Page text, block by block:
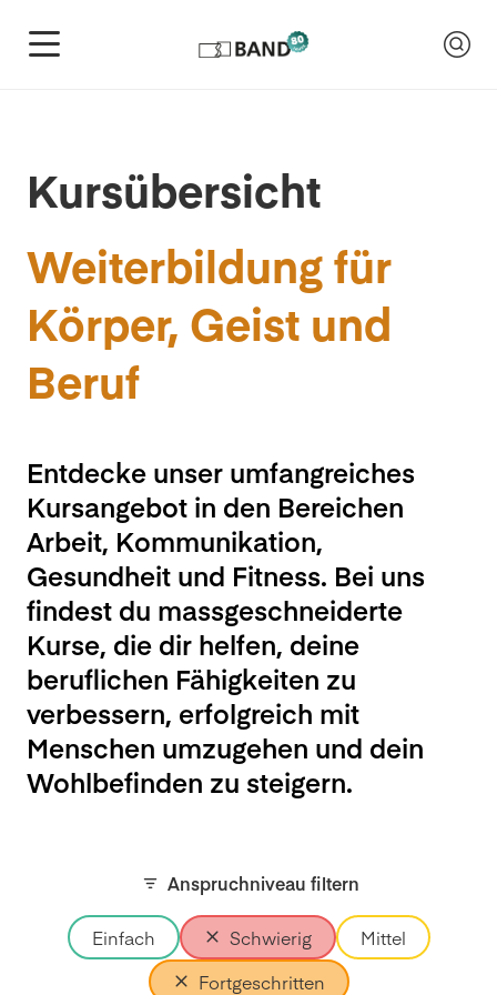
Kursübersicht
Weiterbildung für
Körper, Geist und
Beruf
Entdecke unser umfangreiches
Kursangebot in den Bereichen
Arbeit, Kommunikation,
Gesundheit und Fitness. Bei uns
findest du massgeschneiderte
Kurse, die dir helfen, deine
beruflichen Fähigkeiten zu
verbessern, erfolgreich mit
Menschen umzugehen und dein
Wohlbefinden zu steigern.
Anspruchniveau filtern
Einfach Schwierig
Mittel
Fortgeschritten